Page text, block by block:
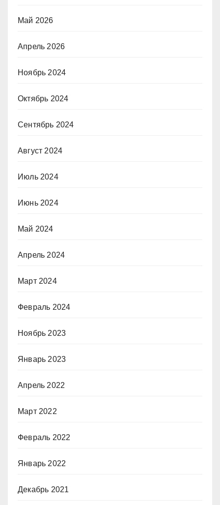
Май 2026
Апрель 2026
Ноябрь 2024
Октябрь 2024
Сентябрь 2024
Август 2024
Июль 2024
Июнь 2024
Май 2024
Апрель 2024
Март 2024
Февраль 2024
Ноябрь 2023
Январь 2023
Апрель 2022
Март 2022
Февраль 2022
Январь 2022
Декабрь 2021